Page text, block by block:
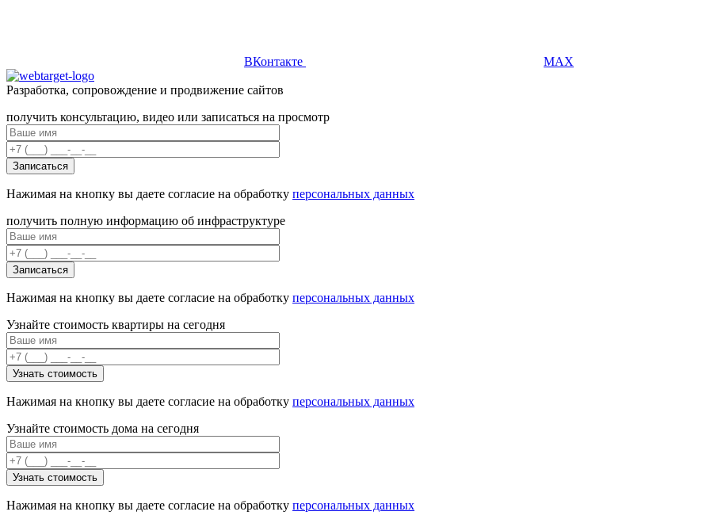
ВКонтакте MAX
Разработка, сопровождение и продвижение сайтов
получить консультацию, видео или записаться на просмотр
Нажимая на кнопку вы даете согласие на обработку персональных данных
получить полную информацию об инфраструктуре
Нажимая на кнопку вы даете согласие на обработку персональных данных
Узнайте стоимость квартиры на сегодня
Нажимая на кнопку вы даете согласие на обработку персональных данных
Узнайте стоимость дома на сегодня
Нажимая на кнопку вы даете согласие на обработку персональных данных